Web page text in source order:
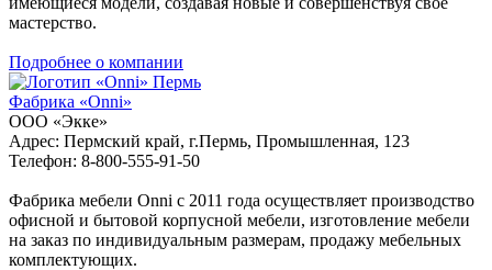
мастерство.
Подробнее о компании
Пермь
Фабрика «Onni»
ООО «Экке»
Адрес: Пермский край, г.Пермь, Промышленная, 123
Телефон: 8-800-555-91-50
Фабрика мебели Onni с 2011 года осуществляет производство
офисной и бытовой корпусной мебели, изготовление мебели
на заказ по индивидуальным размерам, продажу мебельных
комплектующих.